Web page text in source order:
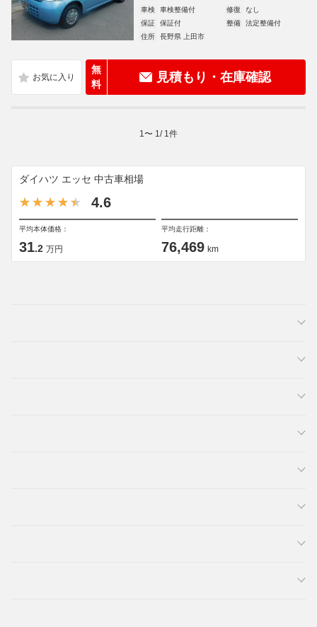
車検
車検整備付 修復
なし
保証
保証付 整備
法定整備付
住所
長野県 上田市
無
料
見積もり・在庫確認
1 〜 1 / 1 件
ダイハツ エッセ 中古車相場
4.6
平均本体価格：
31.2 万円
平均走行距離：
76,469 km